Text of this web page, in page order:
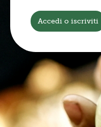
Accedi o iscriviti